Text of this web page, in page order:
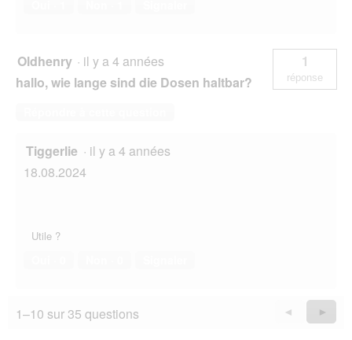
Oldhenry · il y a 4 années
hallo, wie lange sind die Dosen haltbar?
1
réponse
Tiggerlie · il y a 4 années
18.08.2024
Utile ?
1–10 sur 35 questions
Précédent
Questions
◄ ►